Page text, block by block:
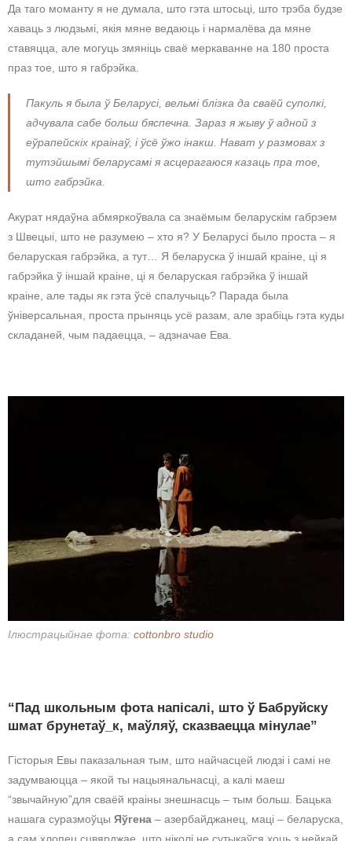
Да таго моманту я не думала, што гэта штосьці, што трэба будзе
хаваць з людзьмі, якія мяне ведаюць і нармалёва да мяне
ставяцца, але могуць змяніць сваё меркаванне на 180 проста
праз тое, што я габрэйка.
Пакуль я была ў Беларусі, вельмі блізка да сваёй суполкі,
адчувала сабе больш бяспечна. Зараз я жыву ў адной з
еўрапейскіх краінаў, і ўсё ўжо інакш. Нават у размовах з
тутэйшымі беларусамі я асцерагаюся казаць пра тое,
што габрэйка.
Акурат нядаўна абмяркоўвала са знаёмым беларускім габрэем
з Швецыі, што не разумею – хто я? У Беларусі было проста – я
беларуская габрэйка, а тут… Я беларуска ў іншай краіне, ці я
габрэйка ў іншай краіне, ці я беларуская габрэйка ў іншай
краіне, але тады як гэта ўсё спалучыць? Парада была
ўніверсальная, проста прыняць усё разам, але зрабіць гэта куды
складаней, чым падаецца, – адзначае Ева.
Ілюстрацыйнае фота: cottonbro studio
“Пад школьным фота напісалі, што ў Бабруйску
шмат брунетаў_к, маўляў, сказваецца мінулае”
Гісторыя Евы паказальная тым, што найчасцей людзі і самі не
задумваюцца – якой ты нацыянальнасці, а калі маеш
“звычайную”для сваёй краіны знешнасць – тым больш. Бацька
нашага суразмоўцы Яўгена – азербайджанец, маці – беларуска,
а сам хлопец сцвярджае, што ніколі не сутыкаўся хоць з нейкай